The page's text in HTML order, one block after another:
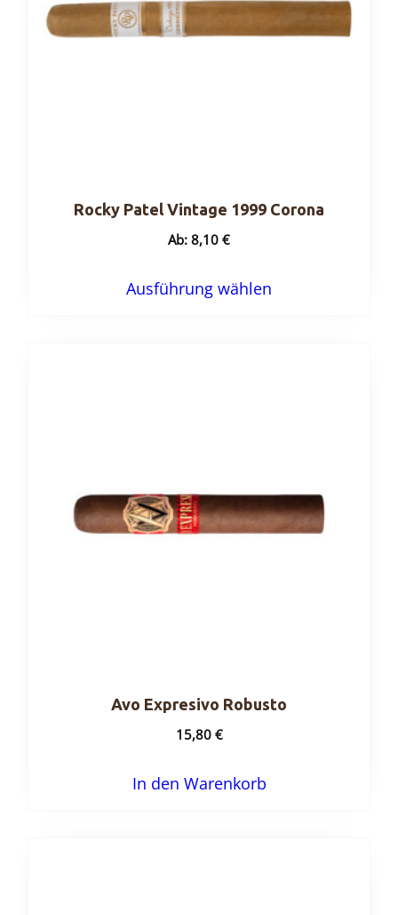
Rocky Patel Vintage 1999 Corona
Ab:8,10€
Ausführung wählen
auf
der
Avo Expresivo Robusto
15,80€
In den Warenkorb